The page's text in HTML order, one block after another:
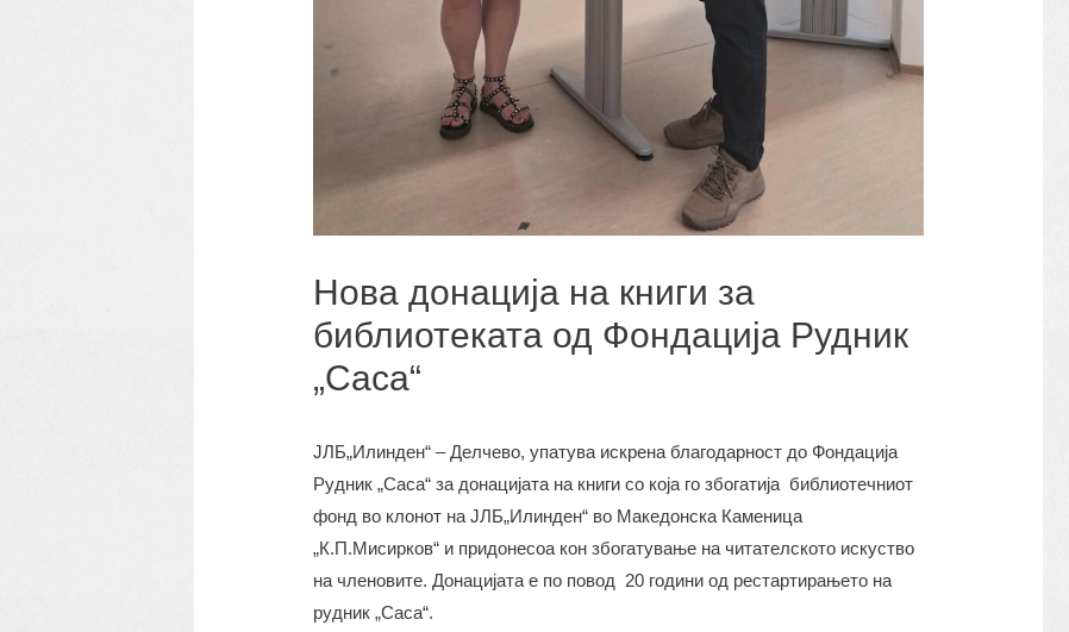
Нова донација на книги за
библиотеката од Фондација Рудник
„Саса“
ЈЛБ„Илинден“ – Делчево, упатува искрена благодарност до Фондација
Рудник „Саса“ за донацијата на книги со која го збогатија библиотечниот
фонд во клонот на ЈЛБ„Илинден“ во Македонска Каменица
„К.П.Мисирков“ и придонесоа кон збогатување на читателското искуство
на членовите. Донацијата е по повод 20 години од рестартирањето на
рудник „Саса“.